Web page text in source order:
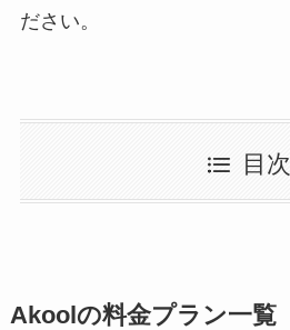
ださい。
目次
Akoolの料金プラン一覧